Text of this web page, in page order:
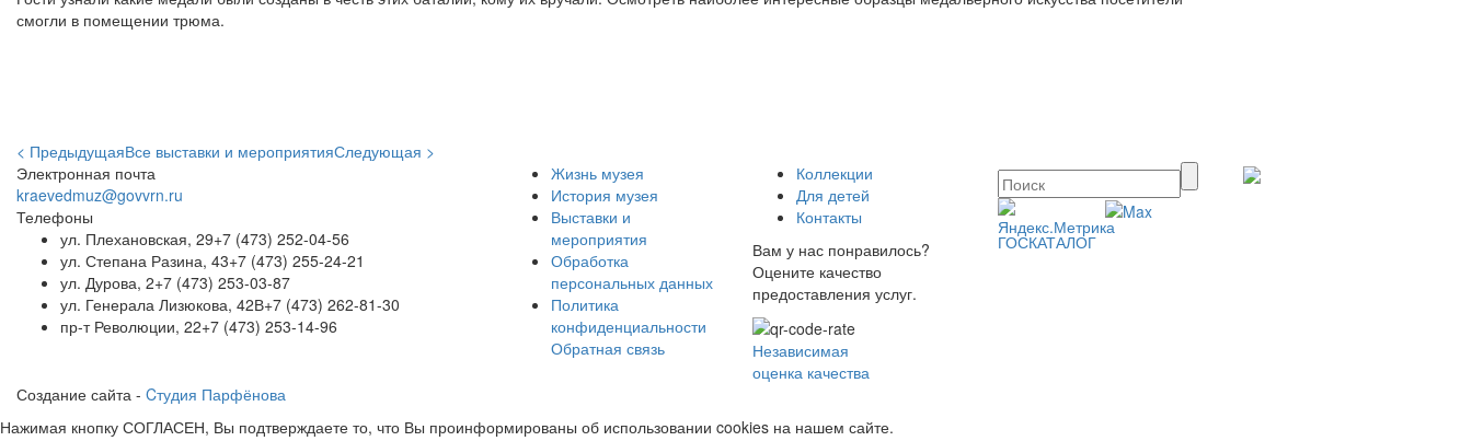
смогли в помещении трюма.
< ПредыдущаяВсе выставки и мероприятияСледующая >
Электронная почта
kraevedmuz@govvrn.ru
Телефоны
ул. Плехановская, 29+7 (473) 252-04-56
ул. Степана Разина, 43+7 (473) 255-24-21
ул. Дурова, 2+7 (473) 253-03-87
ул. Генерала Лизюкова, 42В+7 (473) 262-81-30
пр-т Революции, 22+7 (473) 253-14-96
Жизнь музея
История музея
Выставки и
мероприятия
Обработка
персональных данных
Политика
конфиденциальности
Обратная связь
Коллекции
Для детей
Контакты
Вам у нас понравилось?
Оцените качество
предоставления услуг.
Независимая
оценка качества
ГОСКАТАЛОГ
Создание сайта - Cтудия Парфёнова
Нажимая кнопку СОГЛАСЕН, Вы подтверждаете то, что Вы проинформированы об использовании cookies на нашем сайте.